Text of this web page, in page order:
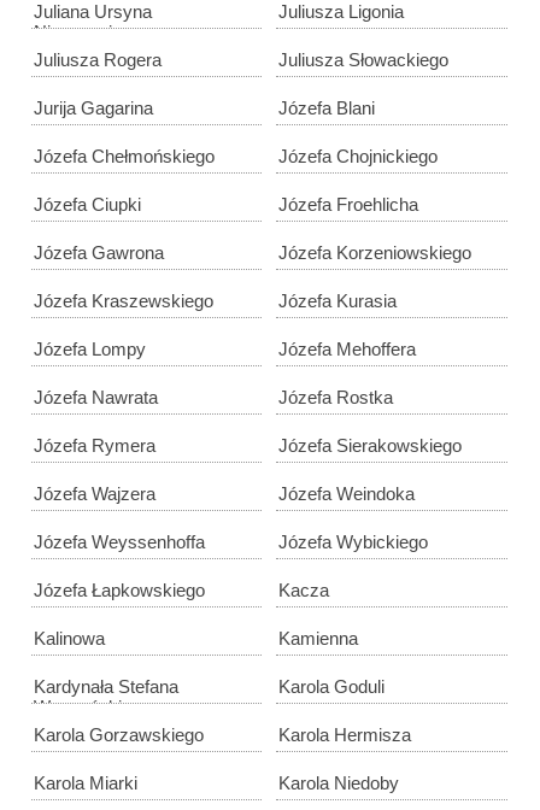
Juliana Ursyna
Niemcewicza
Juliusza Ligonia
Juliusza Rogera Juliusza Słowackiego
Jurija Gagarina Józefa Blani
Józefa Chełmońskiego Józefa Chojnickiego
Józefa Ciupki Józefa Froehlicha
Józefa Gawrona Józefa Korzeniowskiego
Józefa Kraszewskiego Józefa Kurasia
Józefa Lompy Józefa Mehoffera
Józefa Nawrata Józefa Rostka
Józefa Rymera Józefa Sierakowskiego
Józefa Wajzera Józefa Weindoka
Józefa Weyssenhoffa Józefa Wybickiego
Józefa Łapkowskiego Kacza
Kalinowa Kamienna
Kardynała Stefana
Wyszyńskiego
Karola Goduli
Karola Gorzawskiego Karola Hermisza
Karola Miarki Karola Niedoby